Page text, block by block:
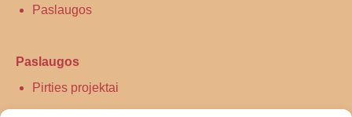
Paslaugos
Paslaugos
Pirties projektai